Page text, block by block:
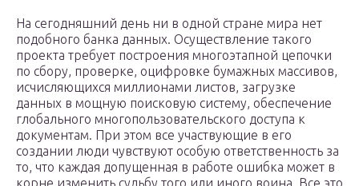
На сегодняшний день ни в одной стране мира нет
подобного банка данных. Осуществление такого
проекта требует построения многоэтапной цепочки
по сбору, проверке, оцифровке бумажных массивов,
исчисляющихся миллионами листов, загрузке
данных в мощную поисковую систему, обеспечение
глобального многопользовательского доступа к
документам. При этом все участвующие в его
создании люди чувствуют особую ответственность за
то, что каждая допущенная в работе ошибка может в
корне изменить судьбу того или иного воина. Все это